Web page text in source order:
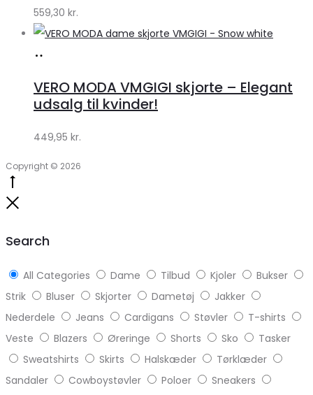
Lykke
559,30 kr.
Klædeskabet.dk
VERO MODA VMGIGI skjorte – Elegant
udsalg til kvinder!
449,95 kr.
Copyright © 2026
Search
All Categories Dame Tilbud Kjoler
Bukser
Strik
Bluser Skjorter Dametøj
Jakker
Nederdele
Jeans Cardigans Støvler
T-shirts
Veste
Blazers Øreringe Shorts Sko
Tasker
Sweatshirts
Skirts Halskæder
Tørklæder
Sandaler
Cowboystøvler Poloer
Sneakers